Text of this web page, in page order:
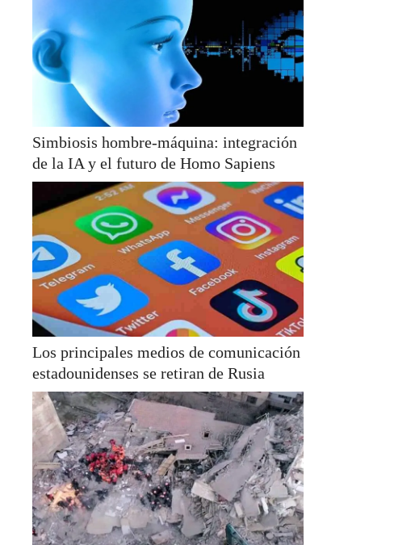
Simbiosis hombre-máquina: integración
de la IA y el futuro de Homo Sapiens
Los principales medios de comunicación
estadounidenses se retiran de Rusia